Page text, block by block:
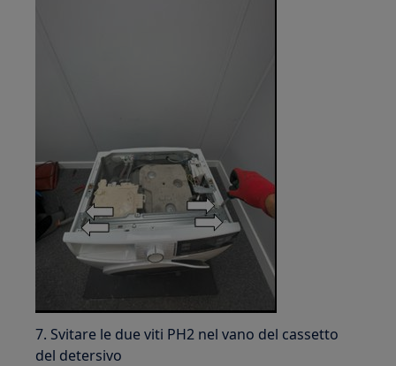
7. Svitare le due viti PH2 nel vano del cassetto
del detersivo